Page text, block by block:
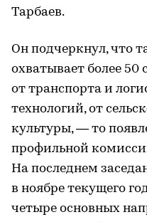
Тарбаев.
Он подчеркнул, что
охватывает более
от транспорта и
технологий, от
культуры, — то
профильной
На последнем
в ноябре текущего
четыре основных